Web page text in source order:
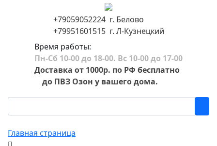
+79059052224 г. Белово
+79951601515 г. Л-Кузнецкий
Время работы:
Пн-Сб 10-00 до 18-00. Вс 10-00 до 17-00
Доставка от 1000р. по РФ бесплатно
до ПВЗ Озон у вашего дома.
Главная страница